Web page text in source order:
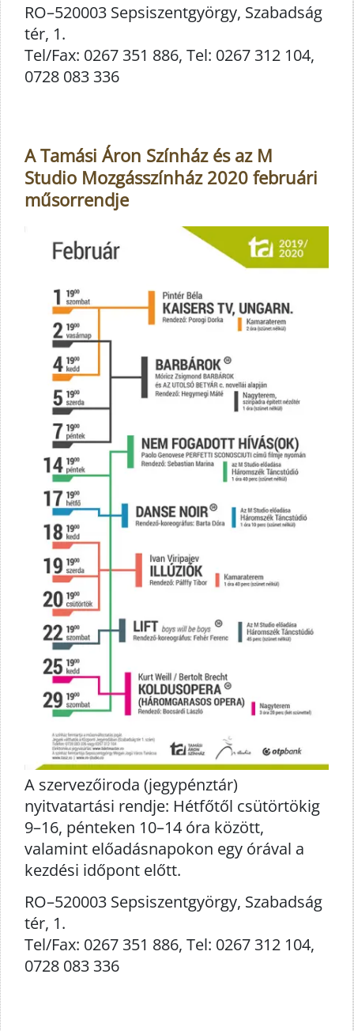
RO–520003 Sepsiszentgyörgy, Szabadság
tér, 1.
Tel/Fax: 0267 351 886, Tel: 0267 312 104,
0728 083 336
A Tamási Áron Színház és az M
Studio Mozgásszínház 2020 februári
műsorrendje
A szervezőiroda (jegypénztár)
nyitvatartási rendje: Hétfőtől csütörtökig
9–16, pénteken 10–14 óra között,
valamint előadásnapokon egy órával a
kezdési időpont előtt.
RO–520003 Sepsiszentgyörgy, Szabadság
tér, 1.
Tel/Fax: 0267 351 886, Tel: 0267 312 104,
0728 083 336